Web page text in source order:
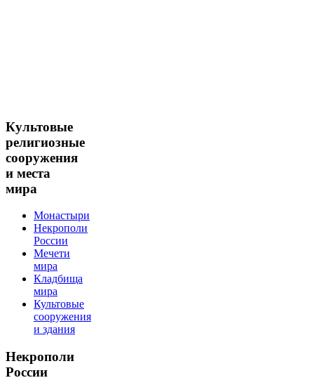
Культовые
религиозные
сооружения
и места
мира
Монастыри
Некрополи
России
Мечети
мира
Кладбища
мира
Культовые
сооружения
и здания
Некрополи
России